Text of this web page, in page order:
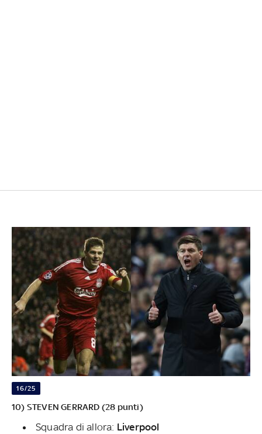
16/25
10) STEVEN GERRARD (28 punti)
Squadra di allora: Liverpool